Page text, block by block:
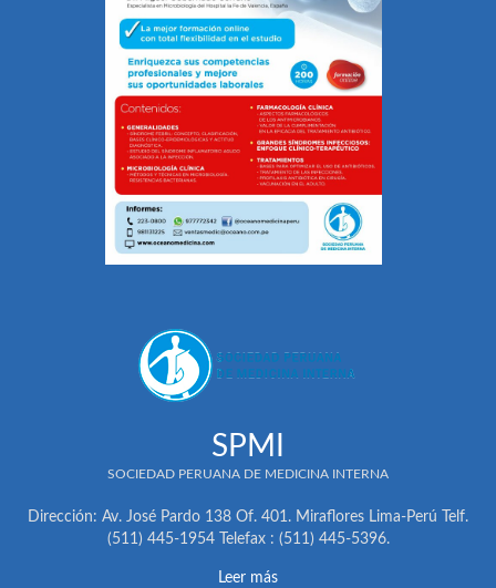
SPMI
SOCIEDAD PERUANA DE MEDICINA INTERNA
Dirección: Av. José Pardo 138 Of. 401. Miraflores Lima-Perú Telf.
(511) 445-1954 Telefax : (511) 445-5396.
Leer más